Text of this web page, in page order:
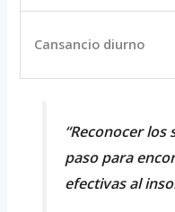
Cansancio diurno
“Reconocer
paso para
efectivas al